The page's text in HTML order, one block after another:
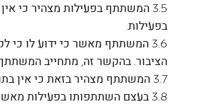
3.5 המשתתף בפעילות מצהיר כי
בפעילות.
3.6 המשתתף מאשר כי ידוע לו כי
הציבור. בהקשר זה, מתחייב
3.7 המשתתף מצהיר בזאת כי אין בתוכן המועלה על ידו משום פגיעה בזכויות צד ג' כלשהו, לרבות זכויות קנין רוחני, זכויות לפי דיני הפרטיות וכיו"ב.
3.8 בעצם השתתפותו בפעילות מאשר המשתתף כי הוא עומד בתנאים המפורטים בתקנון זה.